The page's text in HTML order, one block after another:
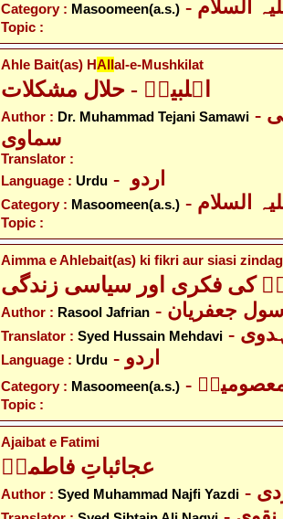
Category : Masoomeen(a.s.)
Topic :
Ahle Bait(as) HAllal-e-Mushkilat
اہلبیتؑ - حلال مشکلات
Author : Dr. Muhammad Tejani Samawi - ڈاکٹر محمّد تجانی
سماوی
Translator :
Language : Urdu
Category : Masoomeen(a.s.)
Topic :
Aimma e Ahlebait(as) ki fikri aur siasi
کی فکری اور سیاسی زندگی
Author : Rasool Jafrian جعفریان
Translator : Syed Hussain Mehdavi
Language : Urdu - اردو
Category : Masoomeen(a.s.) معصومینؑ
Topic :
Ajaibat e Fatimi
عجائباتِ فاطمیؑ
Author : Syed Muhammad Najfi Yazdi